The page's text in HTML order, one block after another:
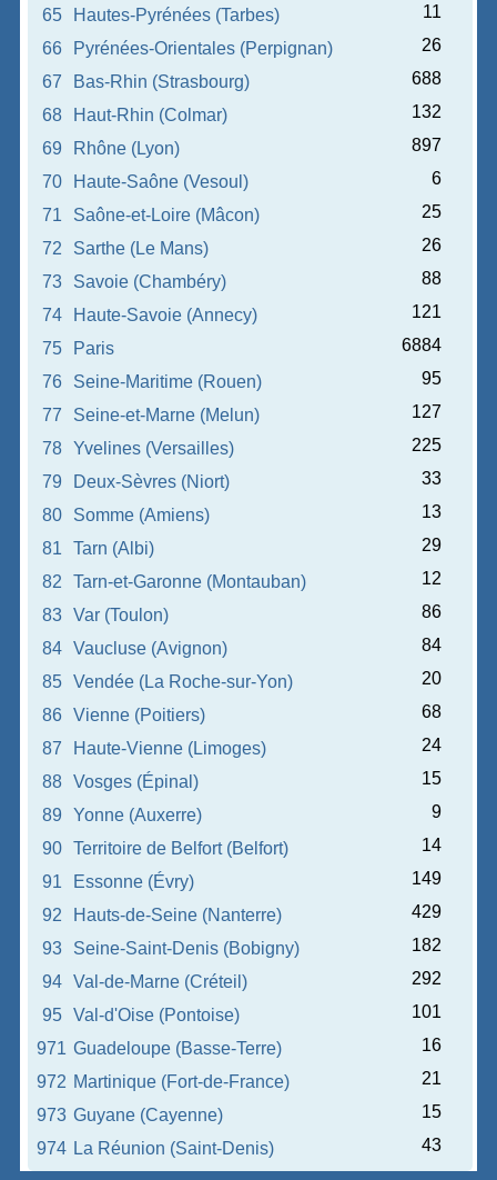
65
Hautes-Pyrénées (Tarbes)
11
66
Pyrénées-Orientales (Perpignan)
26
67
Bas-Rhin (Strasbourg)
688
68
Haut-Rhin (Colmar)
132
69
Rhône (Lyon)
897
70
Haute-Saône (Vesoul)
6
71
Saône-et-Loire (Mâcon)
25
72
Sarthe (Le Mans)
26
73
Savoie (Chambéry)
88
74
Haute-Savoie (Annecy)
121
75
Paris
6884
76
Seine-Maritime (Rouen)
95
77
Seine-et-Marne (Melun)
127
78
Yvelines (Versailles)
225
79
Deux-Sèvres (Niort)
33
80
Somme (Amiens)
13
81
Tarn (Albi)
29
82
Tarn-et-Garonne (Montauban)
12
83
Var (Toulon)
86
84
Vaucluse (Avignon)
84
85
Vendée (La Roche-sur-Yon)
20
86
Vienne (Poitiers)
68
87
Haute-Vienne (Limoges)
24
88
Vosges (Épinal)
15
89
Yonne (Auxerre)
9
90
Territoire de Belfort (Belfort)
14
91
Essonne (Évry)
149
92
Hauts-de-Seine (Nanterre)
429
93
Seine-Saint-Denis (Bobigny)
182
94
Val-de-Marne (Créteil)
292
95
Val-d'Oise (Pontoise)
101
971 Guadeloupe (Basse-Terre)
16
972 Martinique (Fort-de-France)
21
973 Guyane (Cayenne)
15
974 La Réunion (Saint-Denis) 43